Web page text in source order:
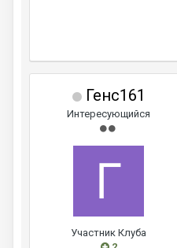
Генс161
Интересующийся
Участник Клуба